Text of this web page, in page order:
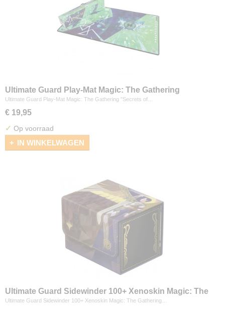
Ultimate Guard Play-Mat Magic: The Gathering
"Secrets of Strixhaven" - Quandrix
Ultimate Guard Play-Mat Magic: The Gathering "Secrets of…
€ 19,95
✓ Op voorraad
IN WINKELWAGEN
Ultimate Guard Sidewinder 100+ Xenoskin Magic: The
Gathering "Secrets of Strixhaven" - Akroma's Will
Ultimate Guard Sidewinder 100+ Xenoskin Magic: The Gathering…